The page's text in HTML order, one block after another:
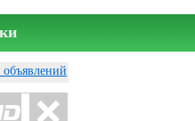
объявлений